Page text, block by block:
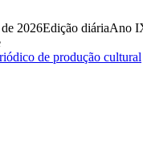
2026Edição diáriaAno
de produção cultural